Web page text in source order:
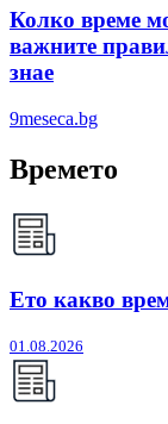
Колко време
важните
знае
9meseca.bg
Времето
Ето какво
01.08.2026